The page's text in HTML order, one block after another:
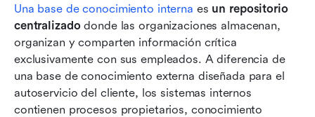
Una base de conocimiento interna es un repositorio
centralizado donde las organizaciones almacenan,
organizan y comparten información crítica
exclusivamente con sus empleados. A diferencia de
una base de conocimiento externa diseñada para el
autoservicio del cliente, los sistemas internos
contienen procesos propietarios, conocimiento